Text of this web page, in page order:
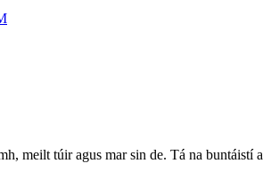
meilt túir agus mar sin de. Tá na